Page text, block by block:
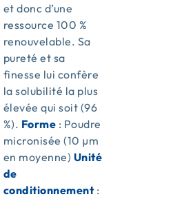
et donc d’une
ressource 100 %
renouvelable. Sa
pureté et sa
finesse lui confère
la solubilité la plus
élevée qui soit (96
%). Forme : Poudre
micronisée (10 µm
en moyenne) Unité
de
conditionnement: